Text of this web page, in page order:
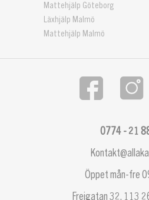
Mattehjälp Göteborg
Läxhjälp Malmö
Mattehjälp Malmö
0774 - 21
Öppet mån-fre
Frejgatan 32, 113